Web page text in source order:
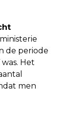
de periode
Het
men